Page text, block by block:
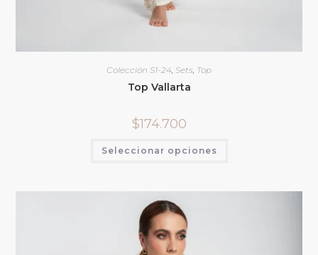
Colección S1-24 Sets Top
Top Vallarta
$174.700
Seleccionar opciones